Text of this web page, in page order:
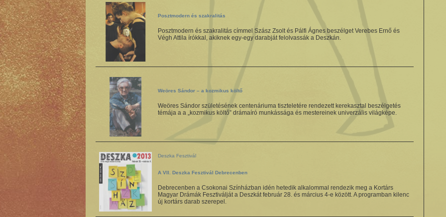
Posztmodern és szakralitás
Posztmodern és szakralitás címmel Szász Zsolt és Pálfi Ágnes beszélget Verebes Ernő és
Végh Attila írókkal, akiknek egy-egy darabját felolvassák a Deszkán.
Weöres Sándor – a kozmikus költő
Weöres Sándor születésének centenáriuma tiszteletére rendezett kerekasztal beszélgetés
témája a a „kozmikus költő” drámaíró munkássága és mestereinek univerzális világképe.
Deszka Fesztivál
A VII. Deszka Fesztivál Debrecenben
Debrecenben a Csokonai Színházban idén hetedik alkalommal rendezik meg a Kortárs
Magyar Drámák Fesztiválját a Deszkát február 28. és március 4-e között. A programban kilenc
új kortárs darab szerepel.